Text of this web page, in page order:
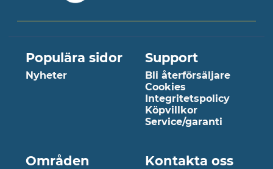
Populära sidor
Nyheter
Support
Bli återförsäljare
Cookies
Integritetspolicy
Köpvillkor
Service/garanti
Områden Kontakta oss